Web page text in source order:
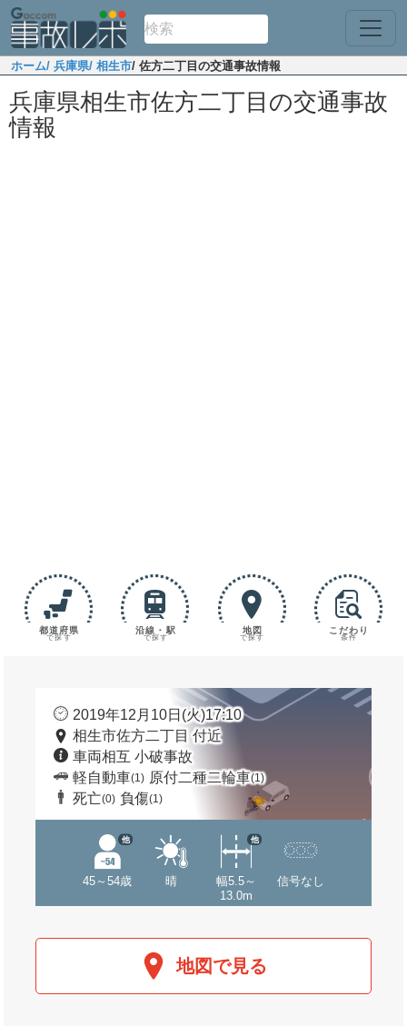
ホーム/ 兵庫県/ 相生市/ 佐方二丁目の交通事故情報
兵庫県相生市佐方二丁目の交通事故
情報
都道府県
で探す
沿線・駅
で探す
地図
で探す
こだわり
条件
2019年12月10日(火)17:10
相生市佐方二丁目 付近
車両相互 小破事故
軽自動車(1) 原付二種二輪車(1)
死亡(0) 負傷(1)
45～54歳
他
晴
幅5.5～
13.0m
他
信号なし
地図で見る